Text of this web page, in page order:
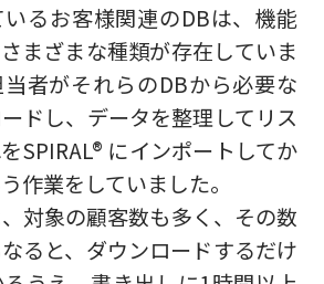
るお客様関連のDBは、機能
まざまな種類が存在していま
者がそれらのDBから必要な
ドし、データを整理してリス
SPIRAL® にインポートしてか
作業をしていました。
対象の顧客数も多く、その数
ると、ダウンロードするだけ